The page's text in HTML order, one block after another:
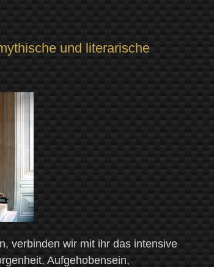
und literarische
verbinden wir mit ihr das intensive
Aufgehobensein,